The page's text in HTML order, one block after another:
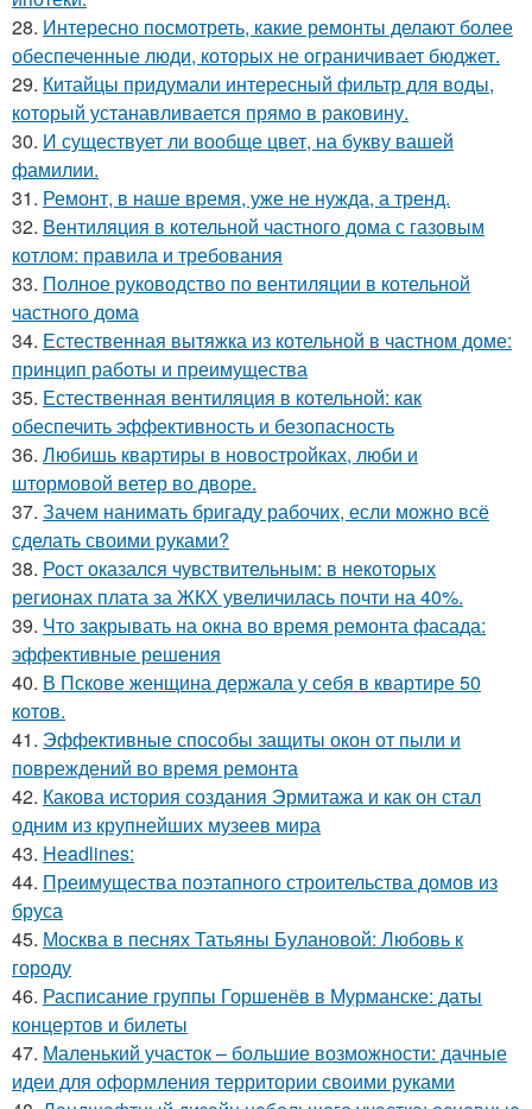
28. Интересно посмотреть, какие ремонты делают более
обеспеченные люди, которых не ограничивает бюджет.
29. Китайцы придумали интересный фильтр для воды,
который устанавливается прямо в раковину.
30. И существует ли вообще цвет, на букву вашей
фамилии.
31. Ремонт, в наше время, уже не нужда, а тренд.
32. Вентиляция в котельной частного дома с газовым
котлом: правила и требования
33. Полное руководство по вентиляции в котельной
частного дома
34. Естественная вытяжка из котельной в частном доме:
принцип работы и преимущества
35. Естественная вентиляция в котельной: как
обеспечить эффективность и безопасность
36. Любишь квартиры в новостройках, люби и
штормовой ветер во дворе.
37. Зачем нанимать бригаду рабочих, если можно всё
сделать своими руками?
38. Рост оказался чувствительным: в некоторых
регионах плата за ЖКХ увеличилась почти на 40%.
39. Что закрывать на окна во время ремонта фасада:
эффективные решения
40. В Пскове женщина держала у себя в квартире 50
котов.
41. Эффективные способы защиты окон от пыли и
повреждений во время ремонта
42. Какова история создания Эрмитажа и как он стал
одним из крупнейших музеев мира
43. Headlines:
44. Преимущества поэтапного строительства домов из
бруса
45. Москва в песнях Татьяны Булановой: Любовь к
городу
46. Расписание группы Горшенёв в Мурманске: даты
концертов и билеты
47. Маленький участок – большие возможности: дачные
идеи для оформления территории своими руками